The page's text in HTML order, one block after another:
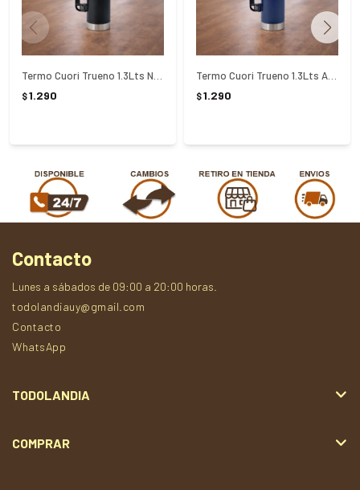
$1.290 $1.290
Contacto
Lunes a sábados de 09:00 a 20:00 horas.
todolandiauy@gmail.com
Contacto
WhatsApp
TODOLANDIA
COMPRAR